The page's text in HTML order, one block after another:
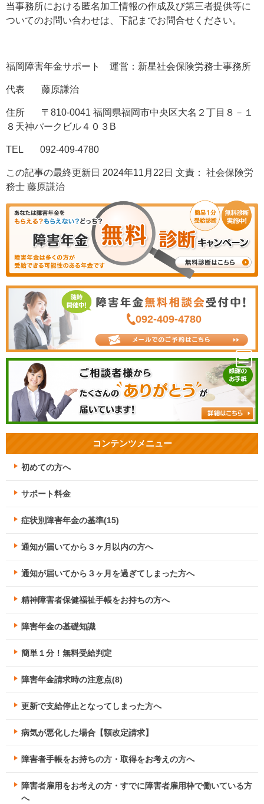
当事務所における匿名加工情報の作成及び第三者提供等に
ついてのお問い合わせは、下記までお問合せください。
福岡障害年金サポート 運営：新星社会保険労務士事務所
代表 藤原謙治
住所 〒810-0041 福岡県福岡市中央区大名２丁目８－１
８天神パークビル４０３B
TEL 092-409-4780
この記事の最終更新日 2024年11月22日 文責： 社会保険労
務士 藤原謙治
092-409-4780
コンテンツメニュー
初めての方へ
サポート料金
症状別障害年金の基準(15)
通知が届いてから３ヶ月以内の方へ
通知が届いてから３ヶ月を過ぎてしまった方へ
精神障害者保健福祉手帳をお持ちの方へ
障害年金の基礎知識
簡単１分！無料受給判定
障害年金請求時の注意点(8)
更新で支給停止となってしまった方へ
病気が悪化した場合【額改定請求】
障害者手帳をお持ちの方・取得をお考えの方へ
障害者雇用をお考えの方・すでに障害者雇用枠で働いている方
へ